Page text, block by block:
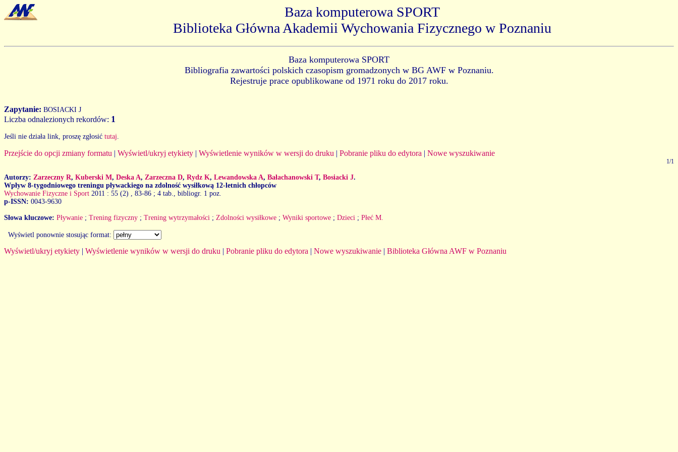
Baza komputerowa SPORT
Biblioteka Główna Akademii Wychowania Fizycznego w Poznaniu
Baza komputerowa SPORT
Bibliografia zawartości polskich czasopism gromadzonych w BG AWF w Poznaniu.
Rejestruje prace opublikowane od 1971 roku do 2017 roku.
Zapytanie: BOSIACKI J
Liczba odnalezionych rekordów: 1
Jeśli nie działa link, proszę zgłosić tutaj
Przejście do opcji zmiany formatu | Wyświetl/ukryj etykiety | Wyświetlenie wyników w wersji do druku | Pobranie pliku do edytora | Nowe wyszukiwanie
1/1
Autorzy: Zarzeczny R, Kuberski M, Deska A, Zarzeczna D, Rydz K, Lewandowska A, Bałachanowski T, Bosiacki J.
Wpływ 8-tygodniowego treningu pływackiego na zdolność wysiłkową 12-letnich chłopców
Wychowanie Fizyczne i Sport 2011 : 55 (2)
, 83-86 ; 4 tab., bibliogr. 1 poz.
p-ISSN: 0043-9630
Słowa kluczowe: Pływanie ; Trening fizyczny ; Trening wytrzymałości ; Zdolności wysiłkowe ; Wyniki sportowe ; Dzieci ; Płeć M.
Wyświetl ponownie stosując format:
Wyświetl/ukryj etykiety | Wyświetlenie wyników w wersji do druku | Pobranie pliku do edytora | Nowe wyszukiwanie | Biblioteka Główna AWF w Poznaniu